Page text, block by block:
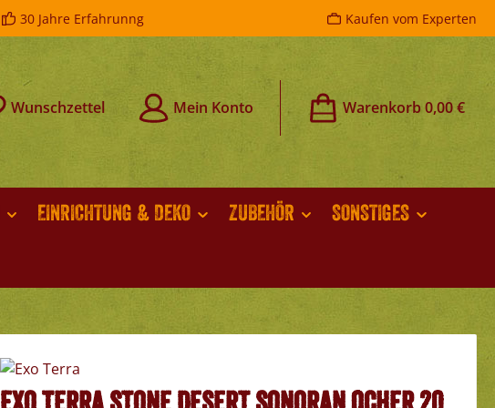
30 Jahre Erfahrunng Kaufen vom Experten
Wunschzettel Mein Konto Warenkorb0,00 €
EINRICHTUNG & DEKO ZUBEHÖR
SONSTIGES